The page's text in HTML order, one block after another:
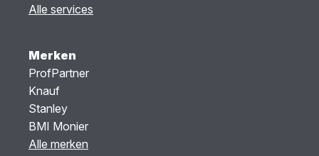
Alle services
Merken
ProfPartner
Knauf
Stanley
BMI Monier
Alle merken